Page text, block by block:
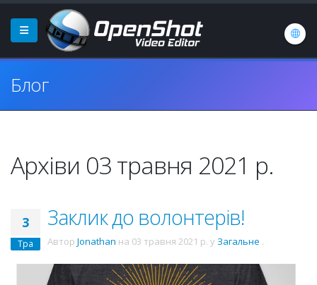
Блог
Архіви 03 травня 2021 р.
3
Тра
Заклик до волонтерів!
Автор Jonathan на 03 травня 2021 р. у Загальне .